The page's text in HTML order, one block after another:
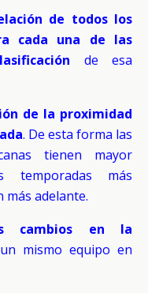
de todos los
cada una de las
de esa
de la proximidad
. De esta forma las
tienen mayor
temporadas más
más adelante.
cambios en la
mismo equipo en